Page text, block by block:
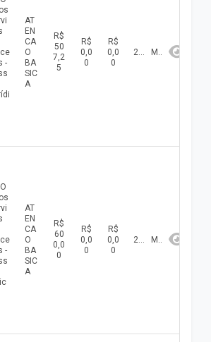
-
AT
EN
CA
O
BA
SIC
A
R$
50
7,2
5
R$
0,0
0
R$
0,0
0
2026 Maio
-
AT
EN
CA
O
BA
SIC
A
R$
60
0,0
0
R$
0,0
0
R$
0,0
0
2026 Maio